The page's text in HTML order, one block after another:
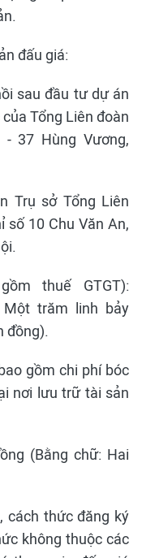
đấu giá:
sau đầu tư dự án
Tổng Liên đoàn
37 Hùng Vương,
Trụ sở Tổng Liên
số 10 Chu Văn An,
thuế GTGT):
Một trăm linh bảy
đồng).
gồm chi phí bóc
nơi lưu trữ tài sản
(Bằng chữ: Hai
cách thức đăng ký
không thuộc các